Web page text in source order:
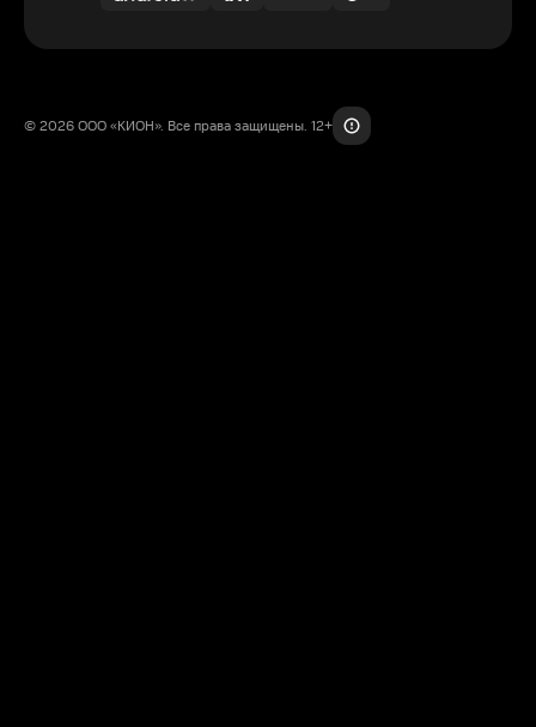
© 2026 ООО «КИОН». Все права защищены. 12+